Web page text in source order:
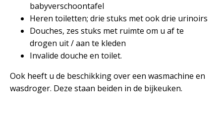
babyverschoontafel
Heren toiletten; drie stuks met ook drie urinoirs
Douches, zes stuks met ruimte om u af te
drogen uit / aan te kleden
Invalide douche en toilet.
Ook heeft u de beschikking over een wasmachine en
wasdroger. Deze staan beiden in de bijkeuken.